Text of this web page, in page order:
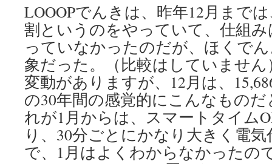
LOOOPでんきは、昨年12月まで
割というのをやっていて、仕組
っていなかったのだが、ほくで
象だった。（比較はしていませ
変動がありますが、12月は、
の30年間の感覚的にこんなもの
れが1月からは、スマートタイム
り、30分ごとにかなり大きく電
で、1月はよくわからなかったの